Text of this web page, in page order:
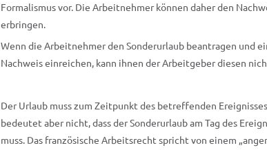
Formalismus vor. Die Arbeitnehmer können daher den
erbringen.
Wenn die Arbeitnehmer den Sonderurlaub beantragen und
Nachweis einreichen, kann ihnen der Arbeitgeber diesen
Der Urlaub muss zum Zeitpunkt des betreffenden
bedeutet aber nicht, dass der Sonderurlaub am Tag des
muss. Das französische Arbeitsrecht spricht von einem